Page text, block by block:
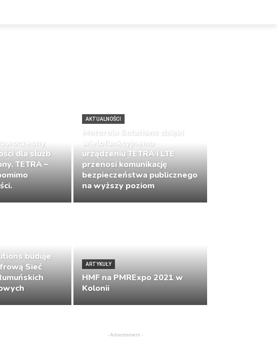
dla służb
TETRA –
AKTUALNOŚCI
Motorola Solutions dzięki
wielofunkcyjnemu
urządzeniu TETRA i LTE
przenosi komunikację
bezpieczeństwa publicznego
na wyższy poziom
buduje
Sieć
ARTYKUŁY
HMF na PMRExpo 2021 w
Kolonii
- Advertisment -